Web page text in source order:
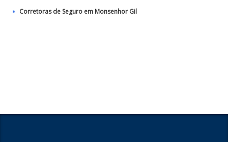
Corretoras de Seguro em Monsenhor Gil